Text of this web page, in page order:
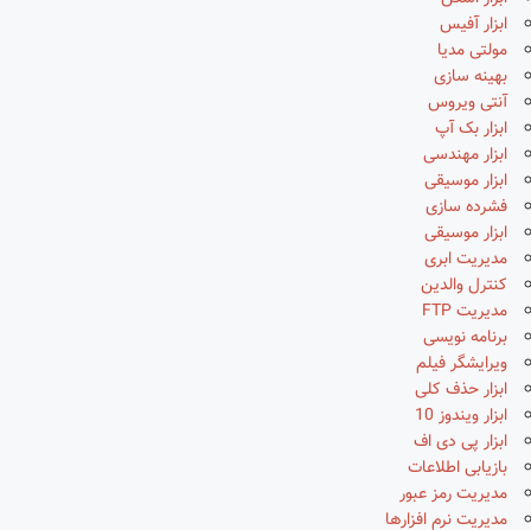
ابزار آفیس
مولتی مدیا
بهینه سازی
آنتی ویروس
ابزار بک آپ
ابزار مهندسی
ابزار موسیقی
فشرده سازی
ابزار موسیقی
مدیریت ابری
کنترل والدین
مدیریت FTP
برنامه نویسی
ویرایشگر فیلم
ابزار حذف کلی
ابزار ویندوز 10
ابزار پی دی اف
بازیابی اطلاعات
مدیریت رمز عبور
مدیریت نرم افزارها